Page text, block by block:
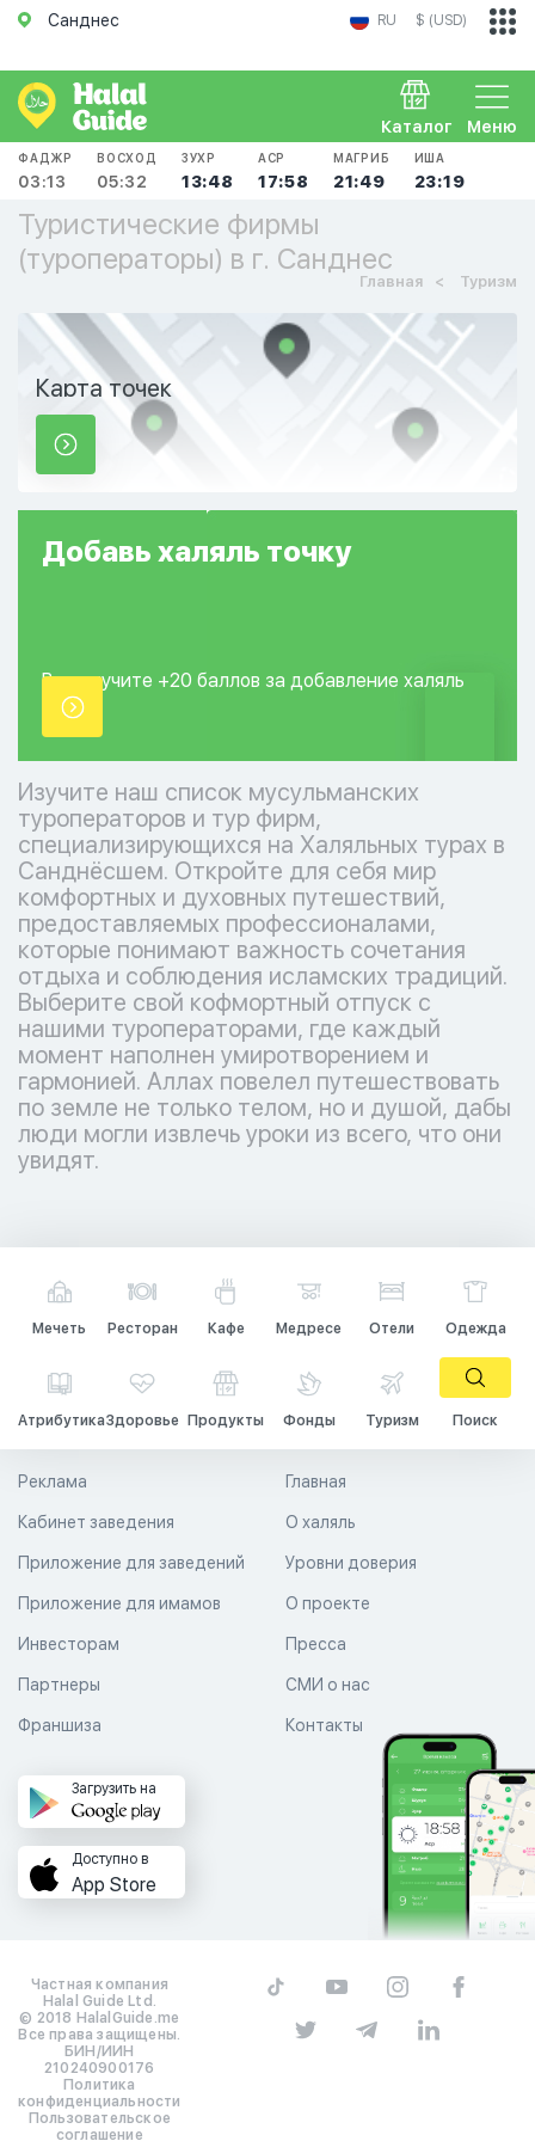
Санднес RU $ (USD)
Меню
Каталог
ФАДЖР
03:13
ВОСХОД
05:32
ЗУХР
13:48
АСР
17:58
МАГРИБ
21:49
ИША
23:19
Туристические фирмы
(туроператоры) в г. Санднес
Главная Туризм
Карта точек
Добавь халяль точку
Вы получите +20 баллов за добавление халяль
точки.
Изучите наш список мусульманских
туроператоров и тур фирм,
специализирующихся на Халяльных турах в
Санднёсшем. Откройте для себя мир
комфортных и духовных путешествий,
предоставляемых профессионалами,
которые понимают важность сочетания
отдыха и соблюдения исламских традиций.
Выберите свой кофмортный отпуск с
нашими туроператорами, где каждый
момент наполнен умиротворением и
гармонией. Аллах повелел путешествовать
по земле не только телом, но и душой, дабы
люди могли извлечь уроки из всего, что они
увидят.
Мечеть Ресторан Кафе Медресе Отели Одежда
АтрибутикаЗдоровье Продукты Фонды Туризм Поиск
Главная
О халяль
Уровни доверия
Реклама
Кабинет заведения
Приложение для заведений
Приложение для имамов О проекте
Пресса
СМИ о нас
Контакты
Инвесторам
Партнеры
Франшиза
Загрузить на
Доступно в
App Store
Частная компания
Halal Guide Ltd.
© 2018 HalalGuide.me
Все права защищены.
БИН/ИИН
210240900176
Политика
конфиденциальности
Пользовательское
соглашение